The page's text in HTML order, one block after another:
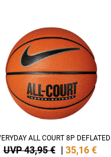
ALL COURT 8P DEFLATED
UVP 43,95 € | 35,16 €